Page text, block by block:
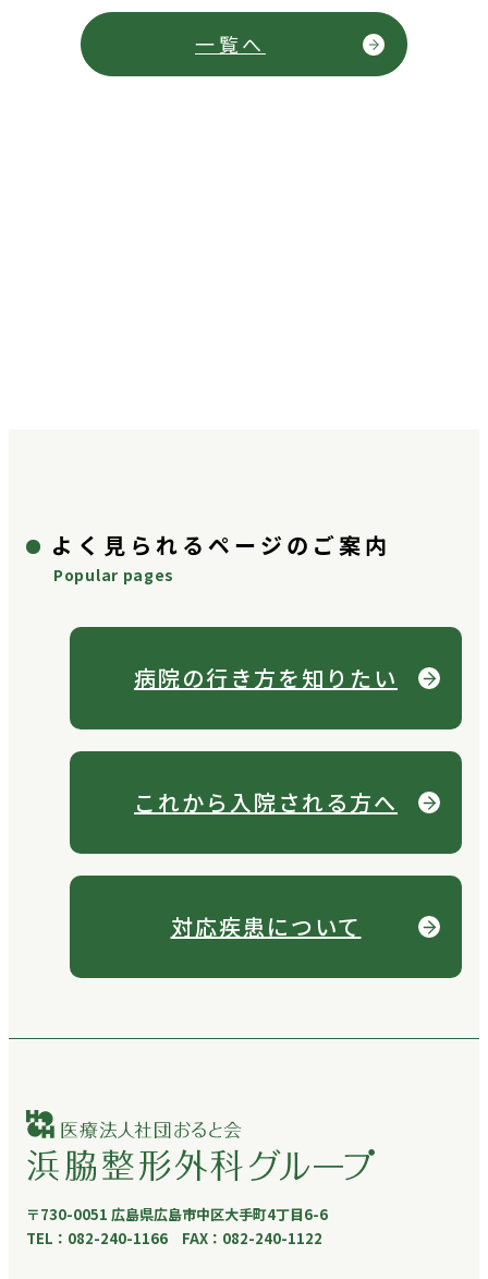
一覧へ
よく見られるページのご案内
Popular pages
病院の行き方を知りたい
これから入院される方へ
対応疾患について
〒730-0051 広島県広島市中区大手町4丁目6-6
TEL：082-240-1166 FAX：082-240-1122